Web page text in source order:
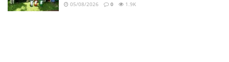
05/08/2026 0 1.9K